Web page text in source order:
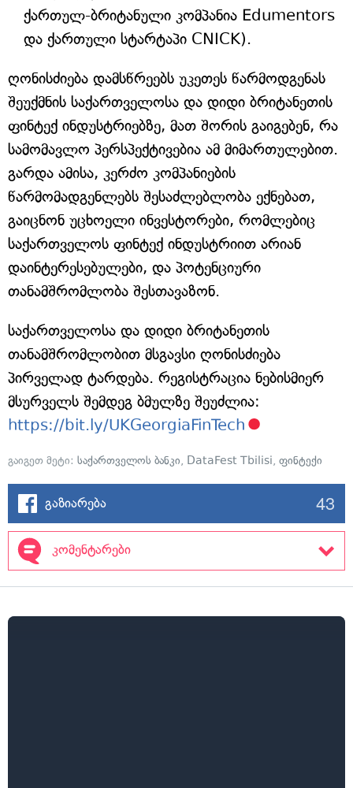
ქართულ-ბრიტანული კომპანია Edumentors
და ქართული სტარტაპი CNICK).
ღონისძიება დამსწრეებს უკეთეს წარმოდგენას
შეუქმნის საქართველოსა და დიდი ბრიტანეთის
ფინტექ ინდუსტრიებზე, მათ შორის გაიგებენ, რა
სამომავლო პერსპექტივებია ამ მიმართულებით.
გარდა ამისა, კერძო კომპანიების
წარმომადგენლებს შესაძლებლობა ექნებათ,
გაიცნონ უცხოელი ინვესტორები, რომლებიც
საქართველოს ფინტექ ინდუსტრიით არიან
დაინტერესებულები, და პოტენციური
თანამშრომლობა შესთავაზონ.
საქართველოსა და დიდი ბრიტანეთის
თანამშრომლობით მსგავსი ღონისძიება
პირველად ტარდება. რეგისტრაცია ნებისმიერ
მსურველს შემდეგ ბმულზე შეუძლია:
https://bit.ly/UKGeorgiaFinTech
გაიგეთ მეტი: საქართველოს ბანკი, DataFest Tbilisi, ფინტექი
გაზიარება 43
კომენტარები